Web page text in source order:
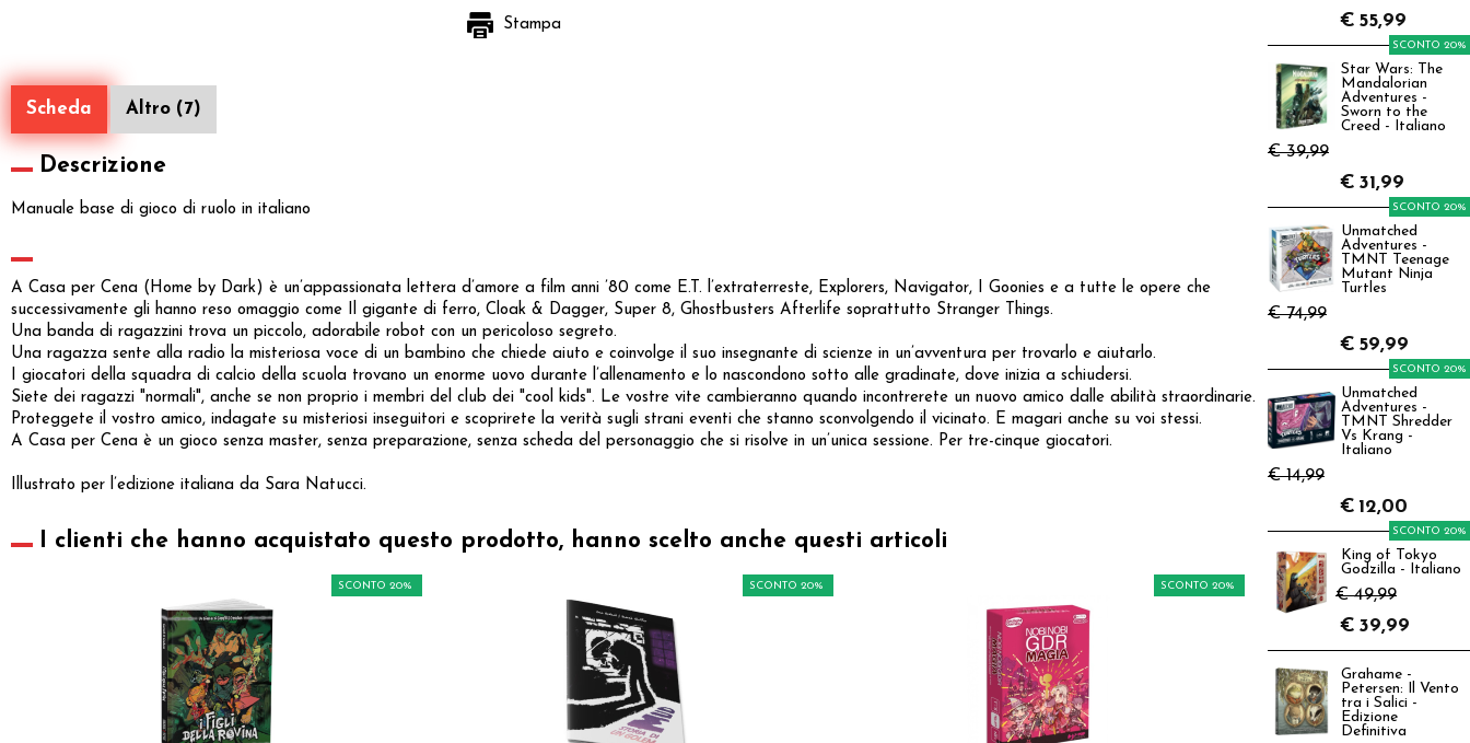
Stampa
Scheda Altro (7)
Descrizione
Manuale base di gioco di ruolo in italiano
A Casa per Cena (Home by Dark) è un’appassionata lettera d’amore a film anni ’80 come E.T. l’extraterreste, Explorers, Navigator, I Goonies e a tutte le opere che
successivamente gli hanno reso omaggio come Il gigante di ferro, Cloak & Dagger, Super 8, Ghostbusters Afterlife soprattutto Stranger Things.
Una banda di ragazzini trova un piccolo, adorabile robot con un pericoloso segreto.
Una ragazza sente alla radio la misteriosa voce di un bambino che chiede aiuto e coinvolge il suo insegnante di scienze in un’avventura per trovarlo e aiutarlo.
I giocatori della squadra di calcio della scuola trovano un enorme uovo durante l’allenamento e lo nascondono sotto alle gradinate, dove inizia a schiudersi.
Siete dei ragazzi "normali", anche se non proprio i membri del club dei "cool kids". Le vostre vite cambieranno quando incontrerete un nuovo amico dalle abilità straordinarie.
Proteggete il vostro amico, indagate su misteriosi inseguitori e scoprirete la verità sugli strani eventi che stanno sconvolgendo il vicinato. E magari anche su voi stessi.
A Casa per Cena è un gioco senza master, senza preparazione, senza scheda del personaggio che si risolve in un’unica sessione. Per tre-cinque giocatori.
Illustrato per l’edizione italiana da Sara Natucci.
I clienti che hanno acquistato questo prodotto, hanno scelto anche questi articoli
SCONTO 20% SCONTO 20% SCONTO 20%
€ 55,99
Star Wars: The
Mandalorian
Adventures -
Sworn to the
Creed - Italiano
€ 39,99
SCONTO 20%
€ 31,99
Unmatched
Adventures -
TMNT Teenage
Mutant Ninja
Turtles
€ 74,99
SCONTO 20%
€ 59,99
Unmatched
Adventures -
TMNT Shredder
Vs Krang -
Italiano
€ 14,99
SCONTO 20%
€ 12,00
King of Tokyo
Godzilla - Italiano
€ 49,99
SCONTO 20%
€ 39,99
Grahame -
Petersen: Il Vento
tra i Salici -
Edizione
Definitiva